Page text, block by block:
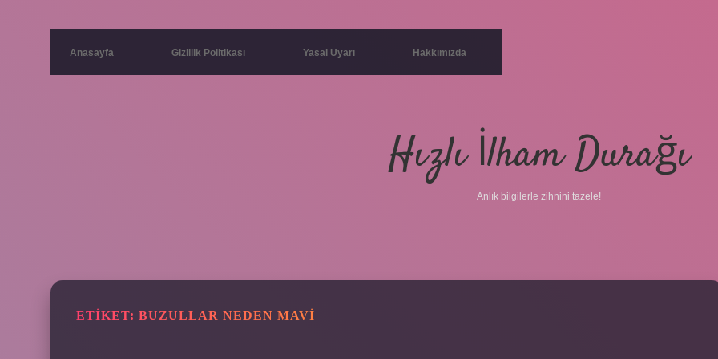
Anasayfa Gizlilik Politikası Yasal Uyarı Hakkımızda
Hızlı İlham Durağı
Anlık bilgilerle zihnini tazele!
ETIKET: BUZULLAR NEDEN MAVI